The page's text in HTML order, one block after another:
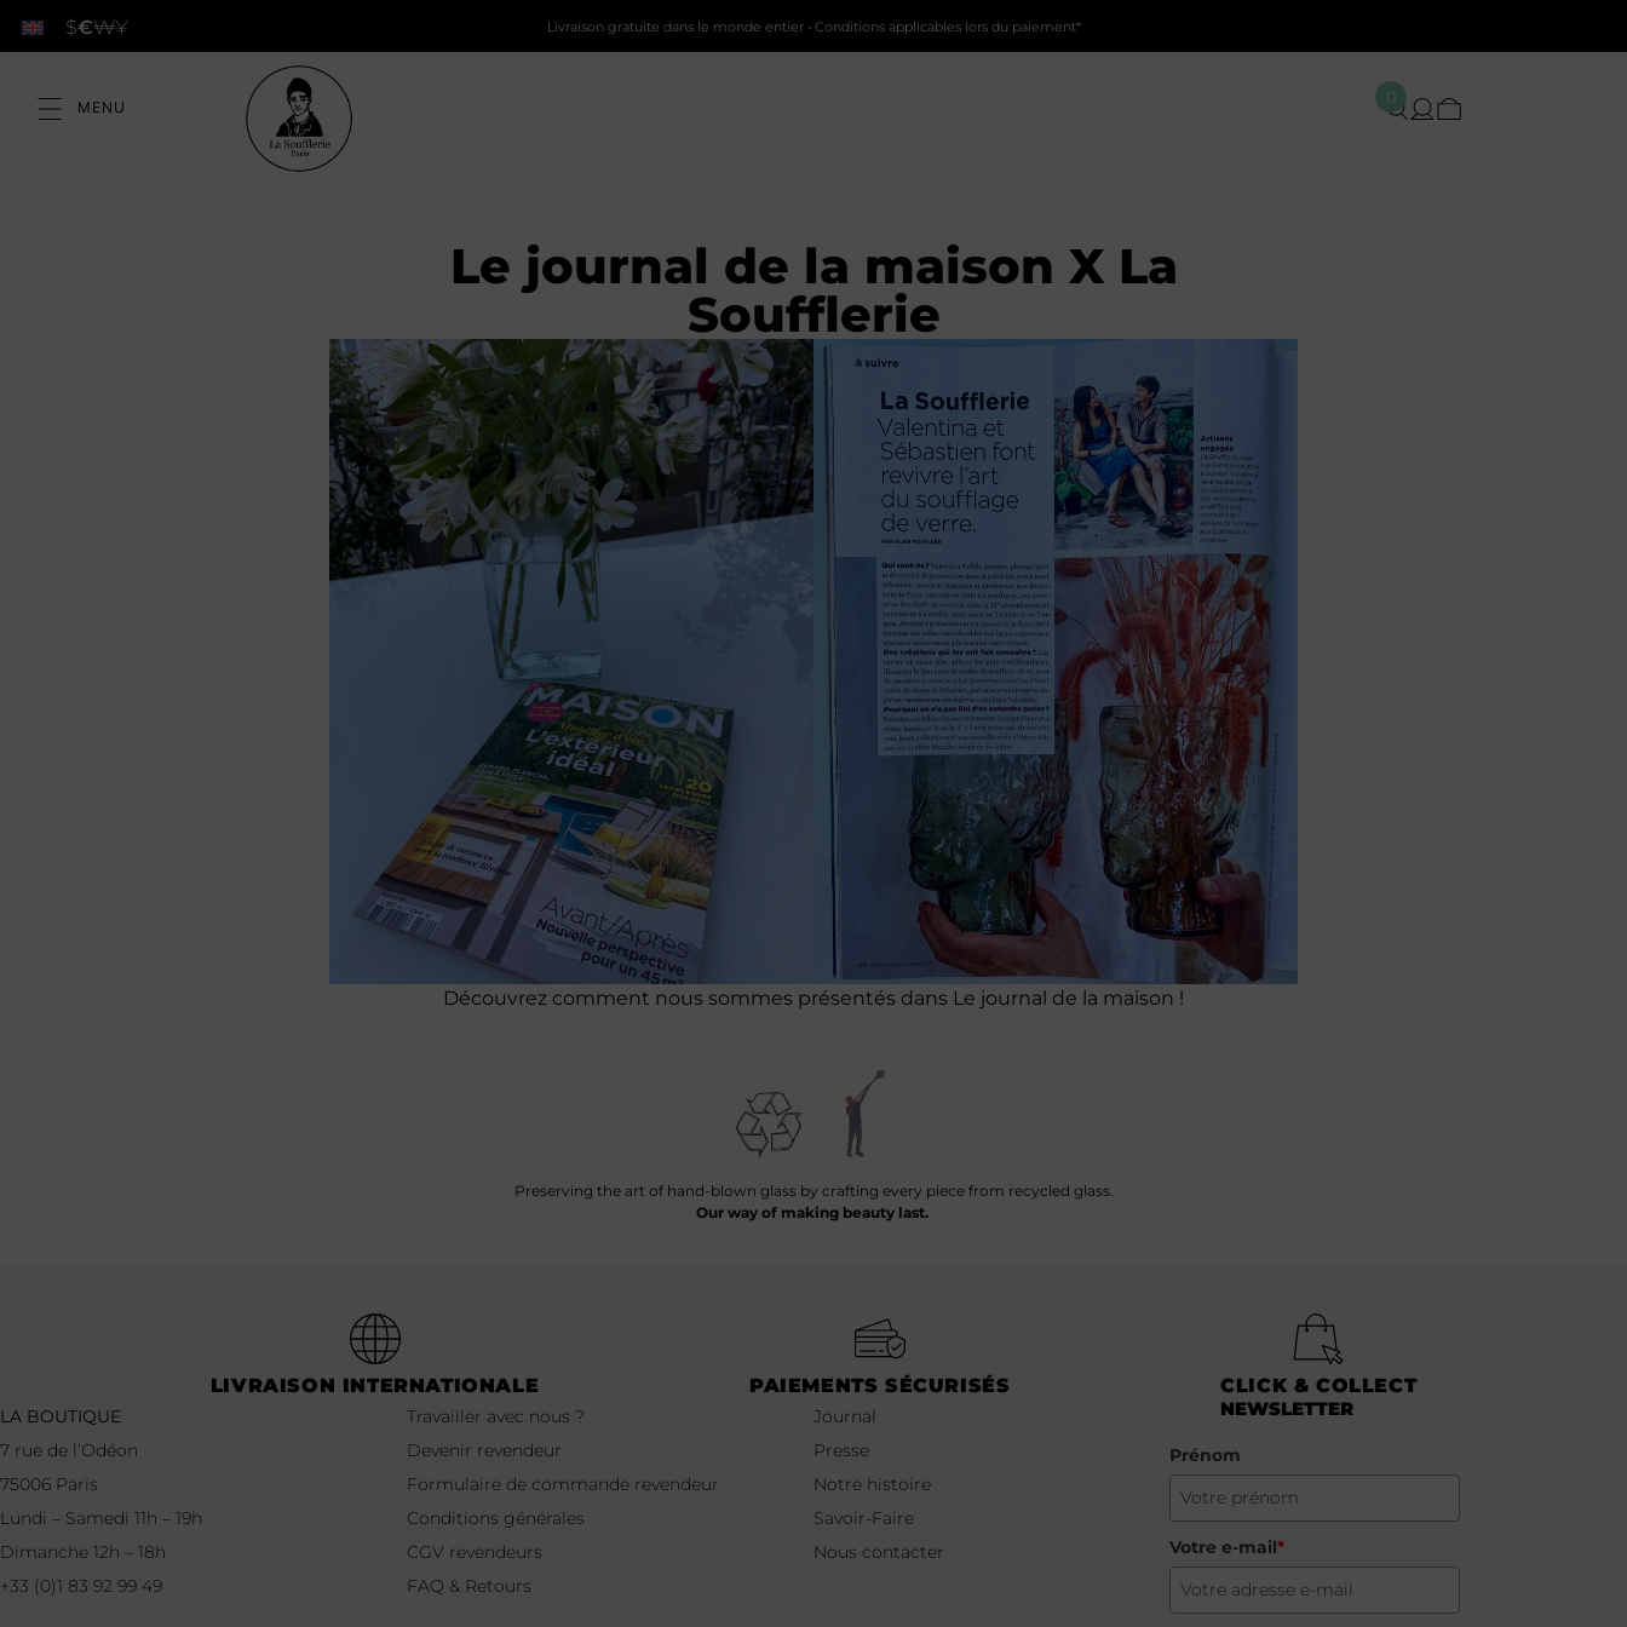
$€₩¥ Livraison gratuite dans le monde entier • Conditions applicables lors du paiement*
0
Le journal de la maison X La
Soufflerie
Découvrez comment nous sommes présentés dans Le journal de la maison !
Preserving the art of hand-blown glass by crafting every piece from recycled glass.
Our way of making beauty last.
LIVRAISON INTERNATIONALE PAIEMENTS SÉCURISÉS CLICK & COLLECT
LA BOUTIQUE
7 rue de l’Odéon
75006 Paris
Lundi – Samedi 11h – 19h
Dimanche 12h – 18h
+33 (0)1 83 92 99 49
Travailler avec nous ?
Devenir revendeur
Formulaire de commande revendeur
Conditions générales
CGV revendeurs
FAQ & Retours
Journal
Presse
Notre histoire
Savoir-Faire
Nous contacter
NEWSLETTER
Prénom
Votre e-mail*